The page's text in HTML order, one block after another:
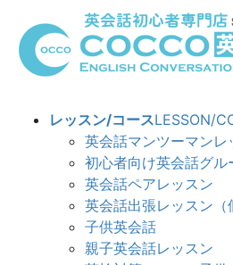
レッスン/コースLESSON/
英会話マンツーマンレ
初心者向け英会話グル
英会話ペアレッスン
英会話出張レッスン（
子供英会話
親子英会話レッスン